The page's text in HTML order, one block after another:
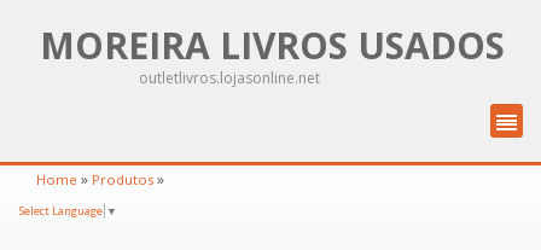
MOREIRA LIVROS USADOS
outletlivros.lojasonline.net
Home » Produtos »
Select Language ▼